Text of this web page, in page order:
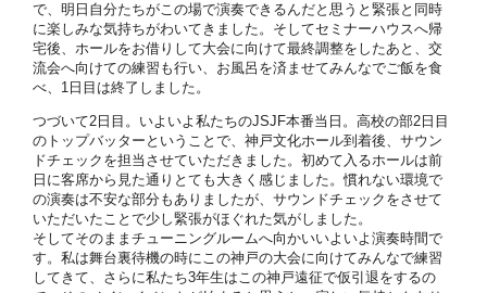
で、明日自分たちがこの場で演奏できるんだと思うと緊張と同時
に楽しみな気持ちがわいてきました。そしてセミナーハウスへ帰
宅後、ホールをお借りして大会に向けて最終調整をしたあと、交
流会へ向けての練習も行い、お風呂を済ませてみんなでご飯を食
べ、1日目は終了しました。
つづいて2日目。いよいよ私たちのJSJF本番当日。高校の部2日目
のトップバッターということで、神戸文化ホール到着後、サウン
ドチェックを担当させていただきました。初めて入るホールは前
日に客席から見た通りとても大きく感じました。慣れない環境で
の演奏は不安な部分もありましたが、サウンドチェックをさせて
いただいたことで少し緊張がほぐれた気がしました。
そしてそのままチューニングルームへ向かいいよいよ演奏時間で
す。私は舞台裏待機の時にこの神戸の大会に向けてみんなで練習
してきて、さらに私たち3年生はこの神戸遠征で仮引退をするの